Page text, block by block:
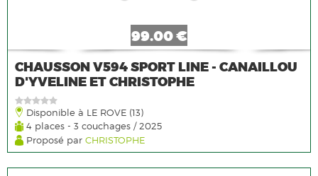
99.00 €
CHAUSSON V594 SPORT LINE - CANAILLOU
D'YVELINE ET CHRISTOPHE
Disponible à LE ROVE (13)
4 places - 3 couchages / 2025
Proposé parCHRISTOPHE